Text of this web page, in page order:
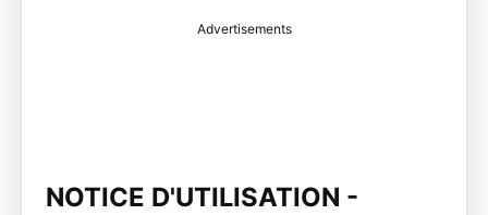
Advertisements
NOTICE D'UTILISATION -